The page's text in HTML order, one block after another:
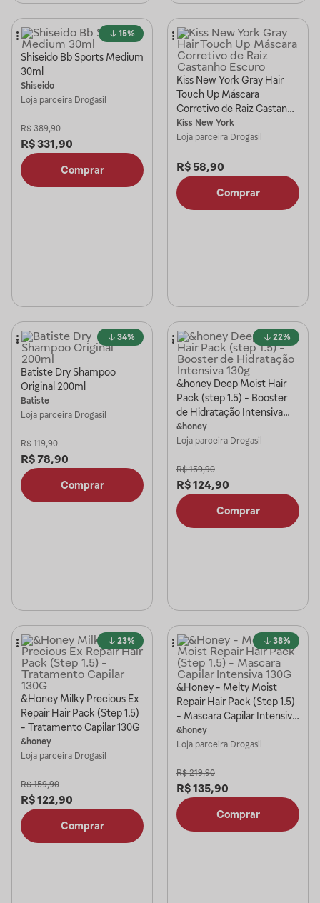
15%
Shiseido Bb Sports Medium
30ml
Shiseido
Loja parceira Drogasil
R$ 389,90
R$331,90
Comprar
Kiss New York Gray Hair
Touch Up Máscara
Corretivo de Raiz Castanho
Escuro
Kiss New York
Loja parceira Drogasil
R$ 58,90
Comprar
34%
Batiste Dry Shampoo
Original 200ml
Batiste
Loja parceira Drogasil
R$ 119,90
R$78,90
Comprar
22%
&honey Deep Moist Hair
Pack (step 1.5) - Booster
de Hidratação Intensiva
130g
&honey
Loja parceira Drogasil
R$ 159,90
R$124,90
Comprar
23%
&Honey Milky Precious Ex
Repair Hair Pack (Step 1.5)
- Tratamento Capilar 130G
&honey
Loja parceira Drogasil
R$ 159,90
R$122,90
Comprar
38%
&Honey - Melty Moist
Repair Hair Pack (Step 1.5)
- Mascara Capilar Intensiva
130G
&honey
Loja parceira Drogasil
R$ 219,90
R$135,90
Comprar